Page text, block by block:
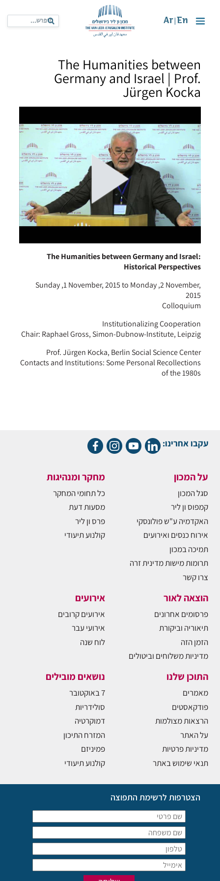
En
Ar
The Humanities between
Germany and Israel | Prof.
Jürgen Kocka
The Humanities between Germany and Israel:
Historical Perspectives
Sunday ,1 November, 2015 to Monday ,2 November,
2015
Colloquium
Institutionalizing Cooperation
Chair: Raphael Gross, Simon-Dubnow-Institute, Leipzig
Prof. Jürgen Kocka, Berlin Social Science Center
Contacts and Institutions: Some Personal Recollections
of the 1980s
עקבו אחרינו:
על המכון
סגל המכון
קמפוס ון ליר
האקדמיה ע"ש פולונסקי
אירוח כנסים ואירועים
תמיכה במכון
תרומות מישות מדינית זרה
צרו קשר
מחקר ומנהיגות
כל תחומי המחקר
מסעות דעת
פרס ון ליר
קולנוע תיעודי
הוצאה לאור
פרסומים אחרונים
תיאוריה וביקורת
הזמן הזה
מדיניות משלוחים וביטולים
אירועים
אירועים קרובים
אירועי עבר
לוח שנה
התוכן שלנו
מאמרים
פודקאסטים
הרצאות מצולמות
על האתר
מדיניות פרטיות
תנאי שימוש באתר
נושאים מובילים
7 באוקטובר
סולידריות
דמוקרטיה
המזרח התיכון
פמיניזם
קולנוע תיעודי
הצטרפות לרשימת התפוצה